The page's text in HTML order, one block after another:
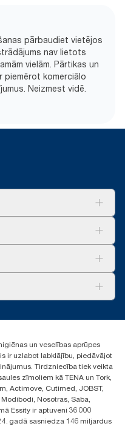
pārbaudiet vietējos
nav lietots
vielām. Pārtikas un
piemērot komerciālo
Neizmest vidē.
un veselības aprūpes
ir uzlabot labklājību, piedāvājot
Tirdzniecība tiek veikta
zīmoliem kā TENA un Tork,
Actimove, Cutimed, JOBST,
Nosotras, Saba,
Essity ir aptuveni 36 000
gadā sasniedza 146 miljardus